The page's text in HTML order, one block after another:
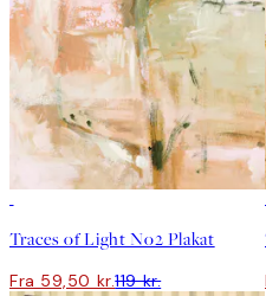
Traces of Light No2 Plakat
Fra 59,50 kr.119 kr.